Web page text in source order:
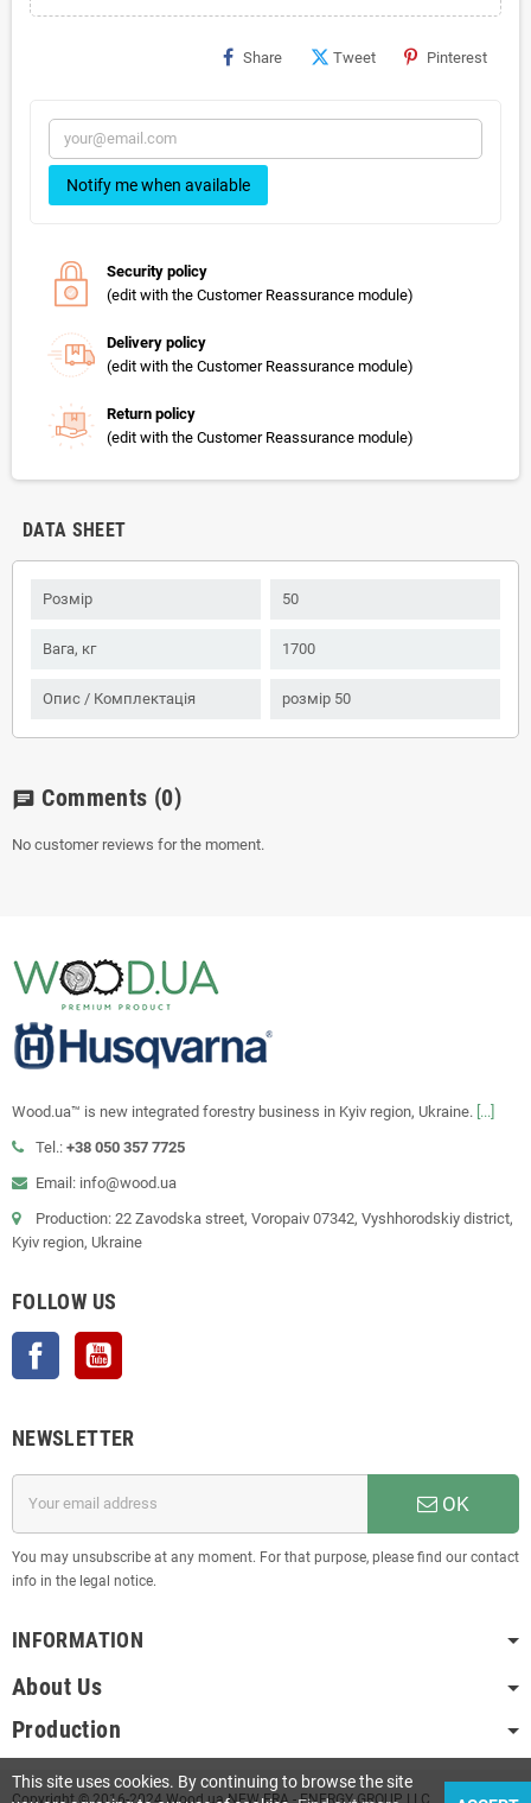
Share Tweet Pinterest
Notify me when available
Security policy
(edit with the Customer Reassurance module)
Delivery policy
(edit with the Customer Reassurance module)
Return policy
(edit with the Customer Reassurance module)
DATA SHEET
Розмір 50
Вага, кг 1700
Опис / Комплектація розмір 50
chat Comments (0)
No customer reviews for the moment.
Wood.ua™ is new integrated forestry business in Kyiv region, Ukraine. [...]
Tel.: +38 050 357 7725
Email: info@wood.ua
Production: 22 Zavodska street, Voropaiv 07342, Vyshhorodskiy district,
Kyiv region, Ukraine
FOLLOW US
Facebook
NEWSLETTER
OK
You may unsubscribe at any moment. For that purpose, please find our contact
info in the legal notice.
INFORMATION
About Us
Production
Copyright © 2016-2024 Wood.ua NEW ERA - ENERGY GROUP LLC
This site uses cookies. By continuing to browse the site